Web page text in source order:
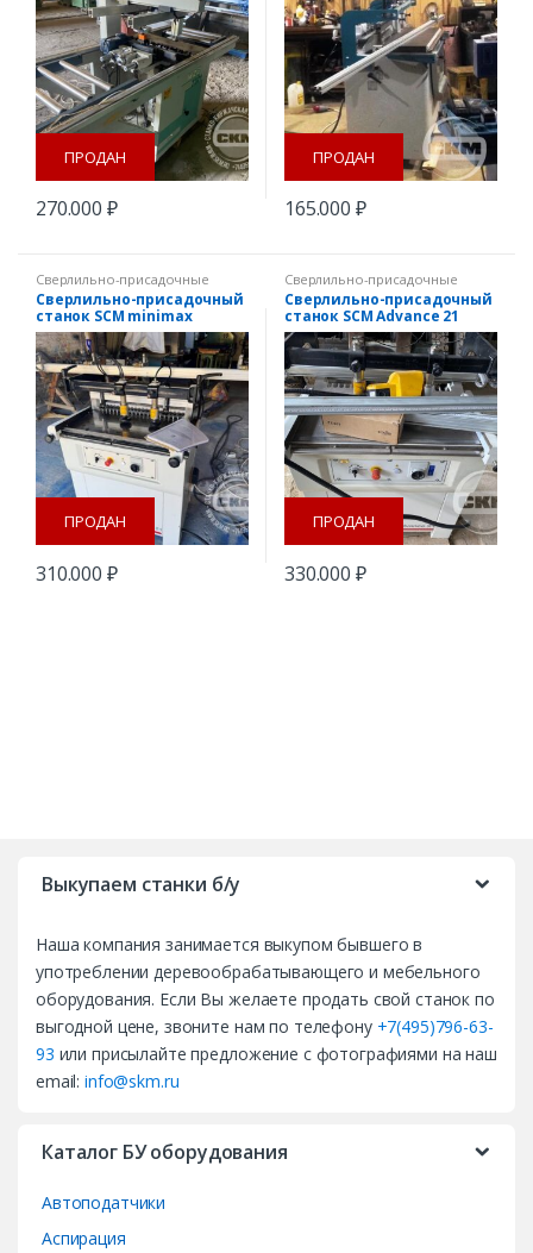
ПРОДАН
270.000 ₽
ПРОДАН
165.000 ₽
Сверлильно-присадочные
станки
Сверлильно-присадочный
станок SCM minimax
Advance 21
ПРОДАН
310.000 ₽
Сверлильно-присадочные
станки
Сверлильно-присадочный
станок SCM Advance 21
ПРОДАН
330.000 ₽
Выкупаем станки б/у
Наша компания занимается выкупом бывшего в
употреблении деревообрабатывающего и мебельного
оборудования. Если Вы желаете продать свой станок по
выгодной цене, звоните нам по телефону +7(495)796-63-
93 или присылайте предложение с фотографиями на наш
email:info@skm.ru
Каталог БУ оборудования
Автоподатчики
Аспирация